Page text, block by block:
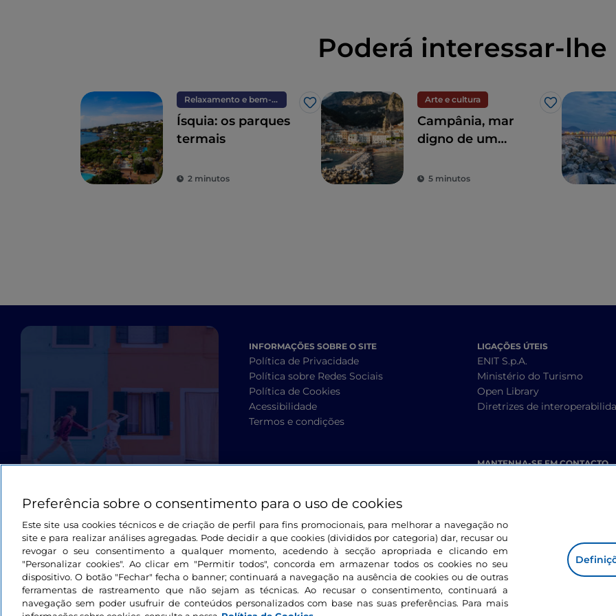
Poderá interessar-lhe
Relaxamento e bem-estar
Gosto
Ísquia: os parques
termais
2 minutos
Arte e cultura
Gosto
Campânia, mar
digno de um
sabores deliciosos
5 minutos
INFORMAÇÕES SOBRE O SITE
Política de Privacidade
Política sobre Redes Sociais
Política de Cookies
Acessibilidade
Termos e condições
LIGAÇÕES ÚTEIS
ENIT S.p.A.
Ministério do Turismo
Open Library
Diretrizes de
MANTENHA-SE EM CONTACTO
Preferência sobre o consentimento para o uso de cookies
Este site usa cookies técnicos e de criação de perfil para fins promocionais, para melhorar a navegação no
site e para realizar análises agregadas. Pode decidir a que cookies (divididos por categoria) dar, recusar ou
revogar o seu consentimento a qualquer momento, acedendo à secção apropriada e clicando em
"Personalizar cookies". Ao clicar em "Permitir todos", concorda em armazenar todos os cookies no seu
dispositivo. O botão "Fechar" fecha o banner; continuará a navegação na ausência de cookies ou de outras
ferramentas de rastreamento que não sejam as técnicas. Ao recusar o consentimento, continuará a
navegação sem poder usufruir de conteúdos personalizados com base nas suas preferências. Para mais